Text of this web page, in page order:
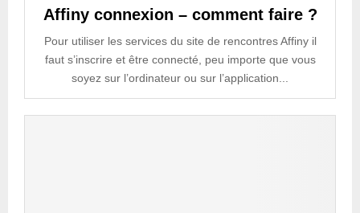
Affiny connexion – comment faire ?
Pour utiliser les services du site de rencontres Affiny il
faut s’inscrire et être connecté, peu importe que vous
soyez sur l’ordinateur ou sur l’application...